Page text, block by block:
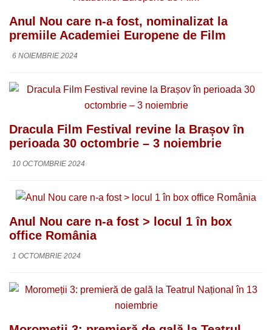
Anul Nou care n-a fost, nominalizat la
premiile Academiei Europene de Film
6 NOIEMBRIE 2024
Dracula Film Festival revine la Brașov în
perioada 30 octombrie – 3 noiembrie
10 OCTOMBRIE 2024
Anul Nou care n-a fost > locul 1 în box
office România
1 OCTOMBRIE 2024